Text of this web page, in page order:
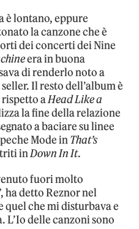
è lontano, eppure
la canzone che è
dei concerti dei Nine
era in buona
di renderlo noto a
Il resto dell’album è
aHead Like a
la fine della relazione
a baciare su linee
Mode inThat’s
triti inDown In It.
fuori molto
ha detto Reznor nel
quel che mi disturbava e
L’Io delle canzoni sono